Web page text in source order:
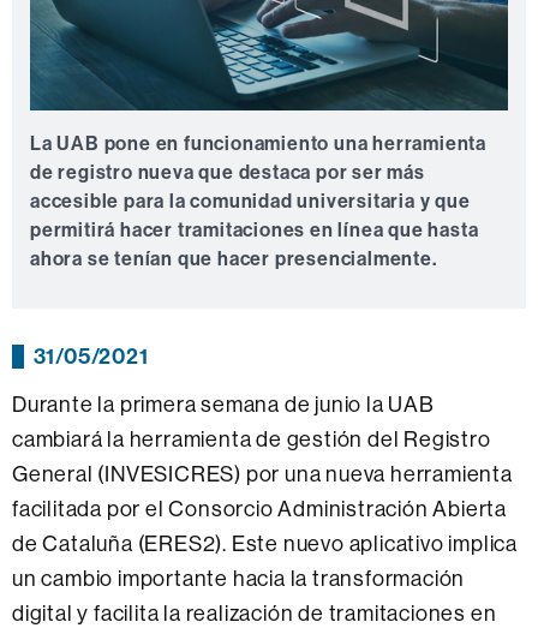
La UAB pone en funcionamiento una herramienta
de registro nueva que destaca por ser más
accesible para la comunidad universitaria y que
permitirá hacer tramitaciones en línea que hasta
ahora se tenían que hacer presencialmente.
31/05/2021
Durante la primera semana de junio la UAB
cambiará la herramienta de gestión del Registro
General (INVESICRES) por una nueva herramienta
facilitada por el Consorcio Administración Abierta
de Cataluña (ERES2). Este nuevo aplicativo implica
un cambio importante hacia la transformación
digital y facilita la realización de tramitaciones en